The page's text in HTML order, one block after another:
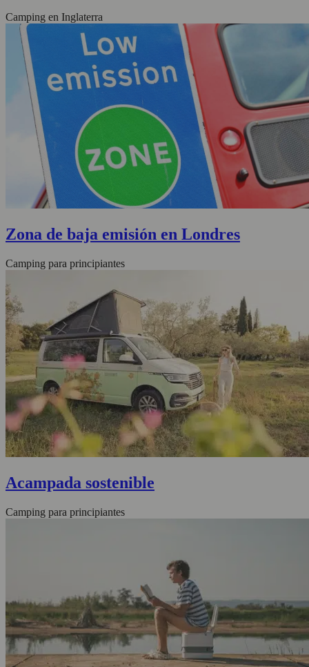
Camping en Inglaterra
Zona de baja emisión en Londres
Camping para principiantes
Acampada sostenible
Camping para principiantes